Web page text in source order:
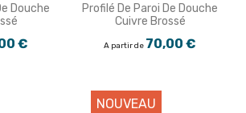
Douche
€
Profilé De Paroi De Douche
Cuivre Brossé
A partir de 70,00 €
NOUVEAU